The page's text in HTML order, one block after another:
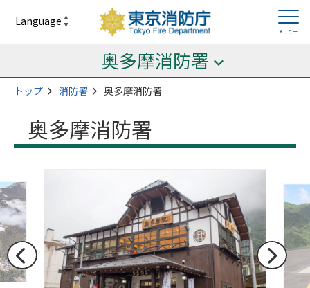
奥多摩消防署
トップ 消防署 奥多摩消防署
奥多摩消防署